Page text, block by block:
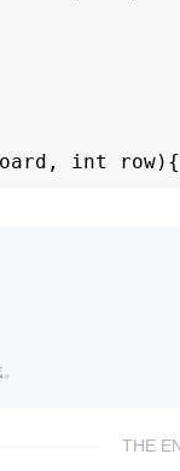
int row){
'1';
continue;
== 1)
THE